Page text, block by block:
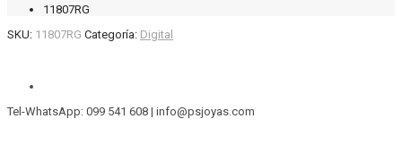
11807RG
SKU: 11807RG Categoría: Digital
Tel-WhatsApp: 099 541 608 | info@psjoyas.com